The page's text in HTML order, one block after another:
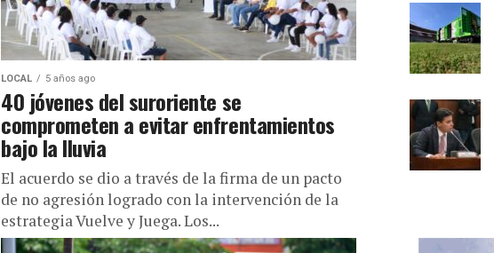
LOCAL 5 años ago
40 jóvenes del suroriente se
comprometen a evitar enfrentamientos
bajo la lluvia
El acuerdo se dio a través de la firma de un pacto
de no agresión logrado con la intervención de la
estrategia Vuelve y Juega. Los...